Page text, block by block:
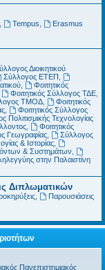
Tempus
Erasmus
Διοικητικού
Σύλλογος ΕΤΕΠ
,
Φοιτητικός
Φοιτητικός Σύλλογος ΤΔΕ,
ΤΜΟΔ,
Φοιτητικός
Φοιτητικός Σύλλογος
Πολιτισμικής Τεχνολογίας
,
Φοιτητικός
Γεωγραφίας,
Σύλλογος
& Ιστορίας
& Συστημάτων
στην Παλαιστίνη
Διπλωματικών
,
Παρουσιάσεις
Πανεπιστημιακός